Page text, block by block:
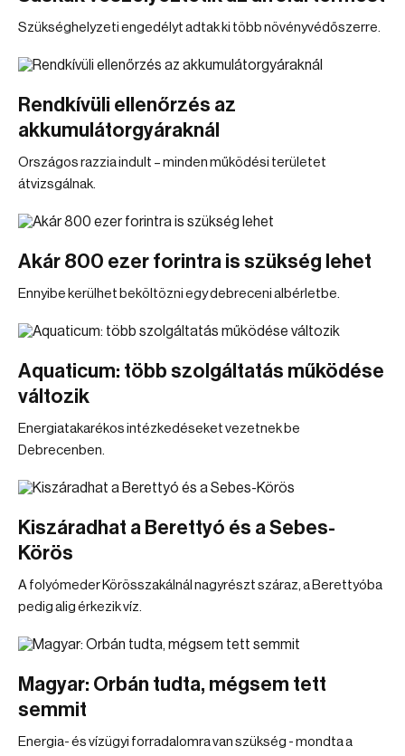
Szükséghelyzeti engedélyt adtak ki több növényvédőszerre.
Rendkívüli ellenőrzés az
akkumulátorgyáraknál
Országos razzia indult – minden működési területet
átvizsgálnak.
Akár 800 ezer forintra is szükség lehet
Ennyibe kerülhet beköltözni egy debreceni albérletbe.
Aquaticum: több szolgáltatás működése
változik
Energiatakarékos intézkedéseket vezetnek be
Debrecenben.
Kiszáradhat a Berettyó és a Sebes-
Körös
A folyómeder Körösszakálnál nagyrészt száraz, a Berettyóba
pedig alig érkezik víz.
Magyar: Orbán tudta, mégsem tett
semmit
Energia- és vízügyi forradalomra van szükség - mondta a